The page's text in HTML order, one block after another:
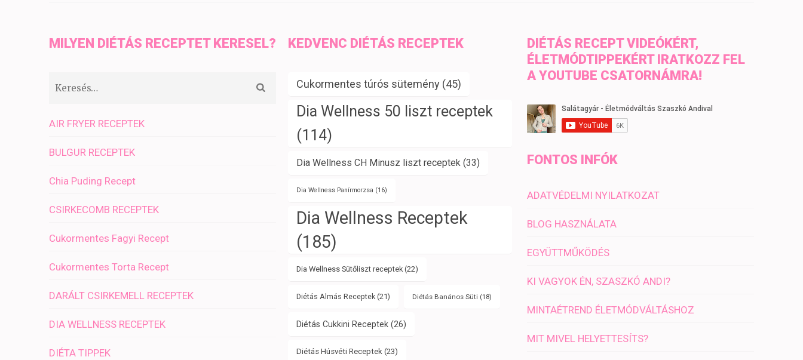
MILYEN DIÉTÁS RECEPTET KERESEL?
AIR FRYER RECEPTEK
BULGUR RECEPTEK
Chia Puding Recept
CSIRKECOMB RECEPTEK
Cukormentes Fagyi Recept
Cukormentes Torta Recept
DARÁLT CSIRKEMELL RECEPTEK
DIA WELLNESS RECEPTEK
DIÉTA TIPPEK
KEDVENC DIÉTÁS RECEPTEK
Cukormentes túrós sütemény(45)
Dia Wellness 50 liszt receptek
(114)
Dia Wellness CH Minusz liszt receptek (33)
Dia Wellness Panírmorzsa (16)
Dia Wellness Receptek
(185)
Dia Wellness Sütőliszt receptek(22)
Diétás Almás Receptek(21) Diétás Banános Süti (18)
Diétás Cukkini Receptek(26)
Diétás Húsvéti Receptek (23)
DIÉTÁS RECEPT VIDEÓKÉRT,
ÉLETMÓDTIPPEKÉRT IRATKOZZ FEL
A YOUTUBE CSATORNÁMRA!
FONTOS INFÓK
ADATVÉDELMI NYILATKOZAT
BLOG HASZNÁLATA
EGYÜTTMŰKÖDÉS
KI VAGYOK ÉN, SZASZKÓ ANDI?
MINTAÉTREND ÉLETMÓDVÁLTÁSHOZ
MIT MIVEL HELYETTESÍTS?